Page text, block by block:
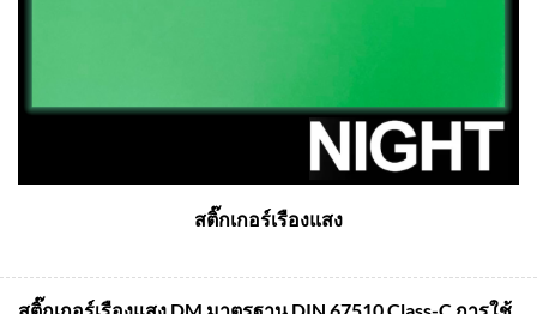
สติ๊กเกอร์เรืองแสง